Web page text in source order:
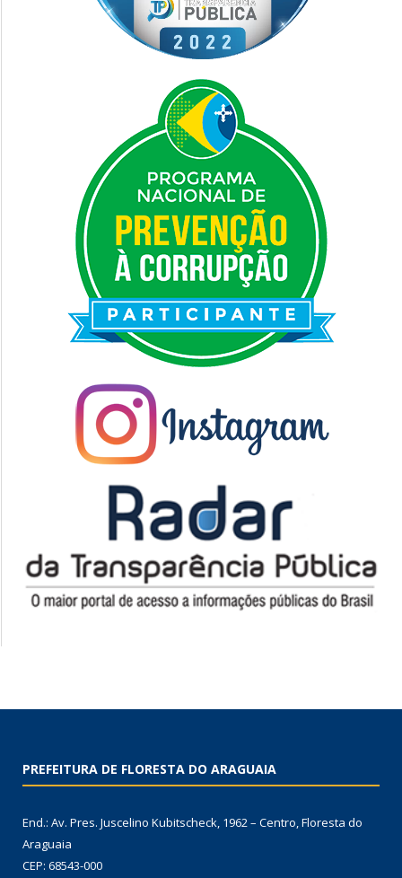
PREFEITURA DE FLORESTA DO ARAGUAIA
End.: Av. Pres. Juscelino Kubitscheck, 1962 – Centro, Floresta do
Araguaia
CEP: 68543-000